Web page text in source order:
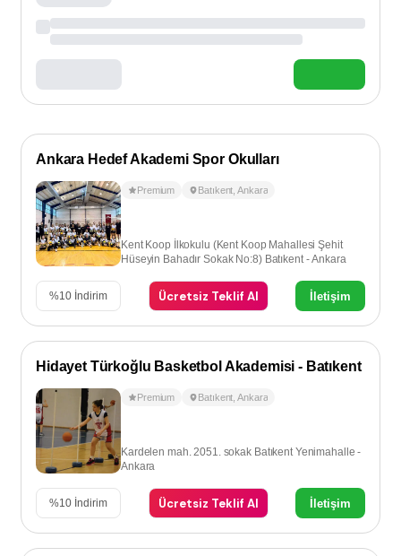
Ankara Hedef Akademi Spor Okulları
Premium Batıkent ,Ankara
Kent Koop İlkokulu (Kent Koop Mahallesi Şehit
Hüseyin Bahadır Sokak No:8) Batıkent - Ankara
%10 İndirim Ücretsiz Teklif Al İletişim
Hidayet Türkoğlu Basketbol Akademisi - Batıkent
Premium Batıkent ,Ankara
Kardelen mah. 2051. sokak Batıkent Yenimahalle -
Ankara
%10 İndirim Ücretsiz Teklif Al İletişim